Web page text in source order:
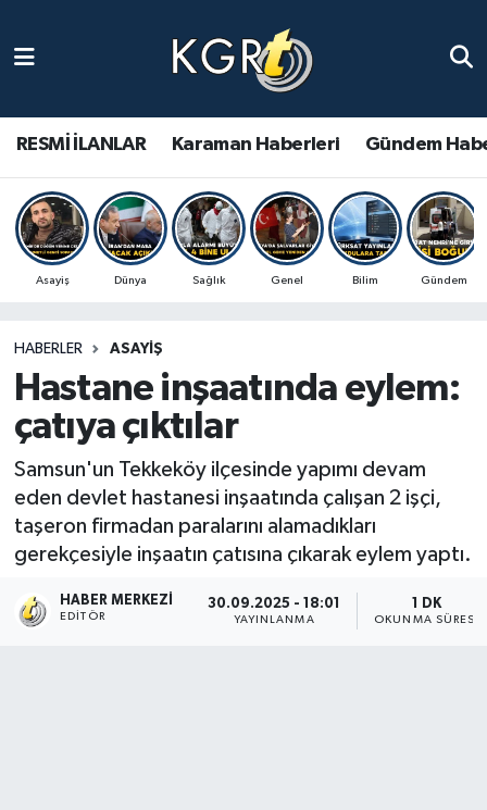
RESMİ İLANLAR Karaman Haberleri Gündem
Asayiş Dünya Sağlık Genel Bilim Gündem
HABERLER ASAYIŞ
Hastane inşaatında eylem:
çatıya çıktılar
Samsun'un Tekkeköy ilçesinde yapımı devam
eden devlet hastanesi inşaatında çalışan 2 işçi,
taşeron firmadan paralarını alamadıkları
gerekçesiyle inşaatın çatısına çıkarak eylem yaptı.
HABER MERKEZI
EDITÖR
30.09.2025 - 18:01
YAYINLANMA
1 DK
OKUNMA SÜRESI
Gündem Haberleri
Güncel Haberler
Spor Haberleri
Ulusal Haberler
Vefat Edenler